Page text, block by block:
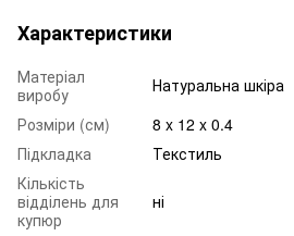
Характеристики
Матеріал
виробу
Натуральна шкіра
Розміри (см)
8 x 12 x 0.4
Підкладка
Текстиль
Кількість
відділень для
купюр
ні